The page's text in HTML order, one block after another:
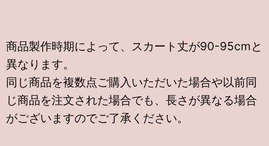
商品製作時期によって、スカート丈が90-95cmと
異なります。
同じ商品を複数点ご購入いただいた場合や以前同
じ商品を注文された場合でも、長さが異なる場合
がございますのでご了承ください。